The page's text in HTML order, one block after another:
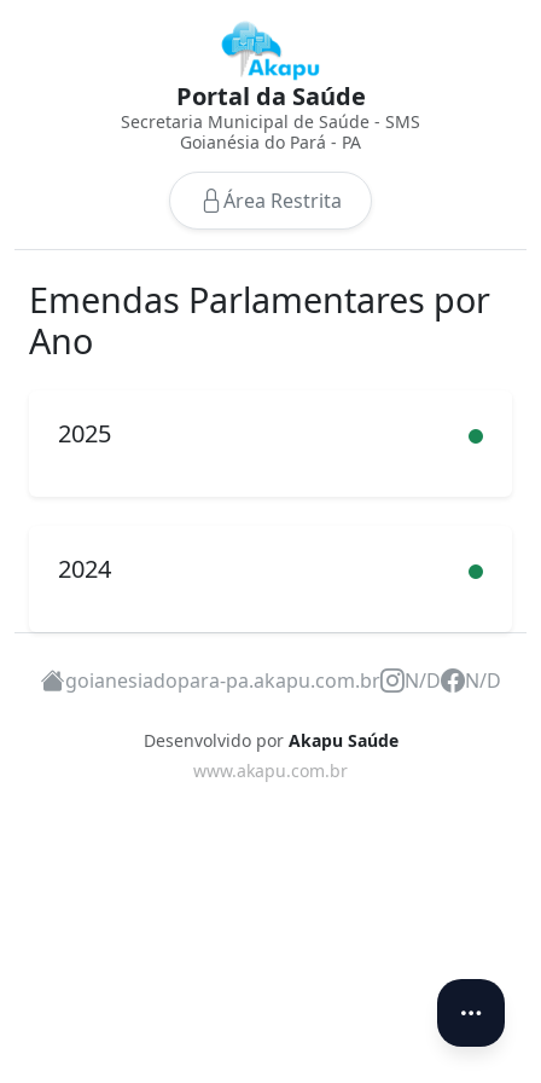
Portal da Saúde
Secretaria Municipal de Saúde - SMS
Goianésia do Pará - PA
Área Restrita
Emendas Parlamentares por
Ano
2025
2024
goianesiadopara-pa.akapu.com.br N/D N/D
Desenvolvido por Akapu Saúde
www.akapu.com.br